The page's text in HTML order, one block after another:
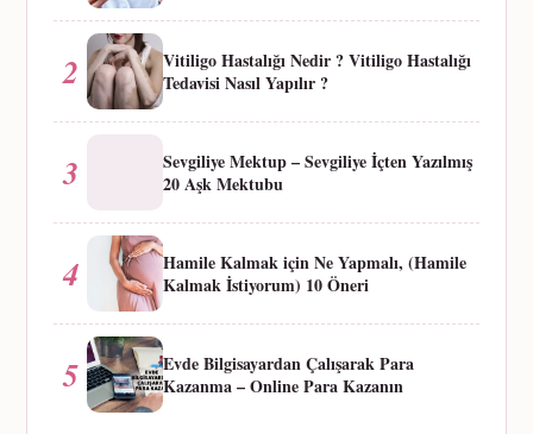
2
Vitiligo Hastalığı Nedir ? Vitiligo Hastalığı
Tedavisi Nasıl Yapılır ?
3
Sevgiliye Mektup – Sevgiliye İçten Yazılmış
20 Aşk Mektubu
4
Hamile Kalmak için Ne Yapmalı, (Hamile
Kalmak İstiyorum) 10 Öneri
5
Evde Bilgisayardan Çalışarak Para
Kazanma – Online Para Kazanın